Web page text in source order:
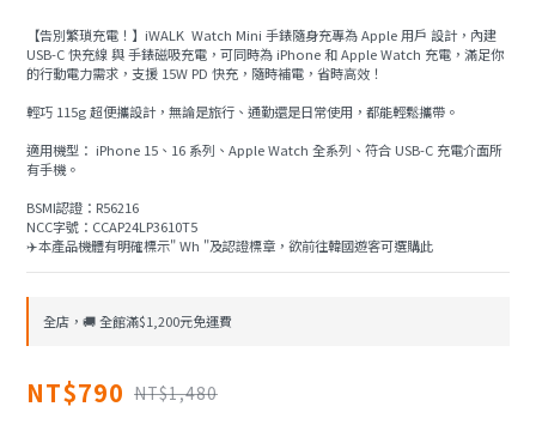
【告別繁瑣充電！】iWALK  Watch Mini 手錶隨身充專為 Apple 用戶 設計，內建
USB-C 快充線 與 手錶磁吸充電，可同時為 iPhone 和 Apple Watch 充電，滿足你
的行動電力需求，支援 15W PD 快充，隨時補電，省時高效！
輕巧 115g 超便攜設計，無論是旅行、通勤還是日常使用，都能輕鬆攜帶。
適用機型： iPhone 15、16 系列、Apple Watch 全系列、符合 USB-C 充電介面所
有手機。
BSMI認證：R56216
NCC字號：CCAP24LP3610T5
✈️本產品機體有明確標示" Wh "及認證標章，欲前往韓國遊客可選購此
全店，🚚 全館滿$1,200元免運費
NT$790 NT$1,480